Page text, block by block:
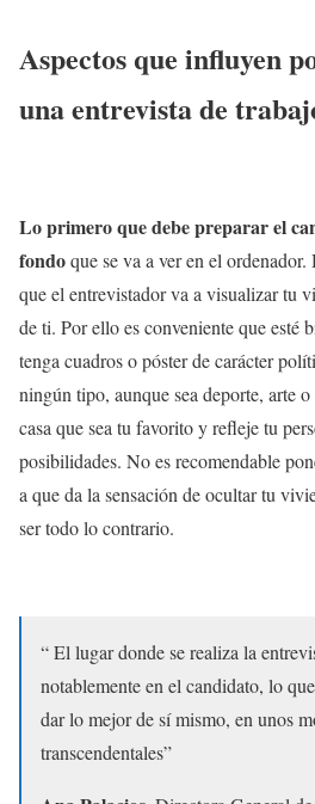
Aspectos que influyen
una entrevista de
Lo primero que debe preparar el
fondoque se va a ver en el
que el entrevistador va a visualizar tu
de ti. Por ello es conveniente que esté
tenga cuadros o póster de carácter
ningún tipo, aunque sea deporte, arte
casa que sea tu favorito y refleje tu
posibilidades. No es recomendable
a que da la sensación de ocultar tu
ser todo lo contrario.
“ El lugar donde se realiza la
notablemente en el candidato, lo
dar lo mejor de sí mismo, en unos
transcendentales”